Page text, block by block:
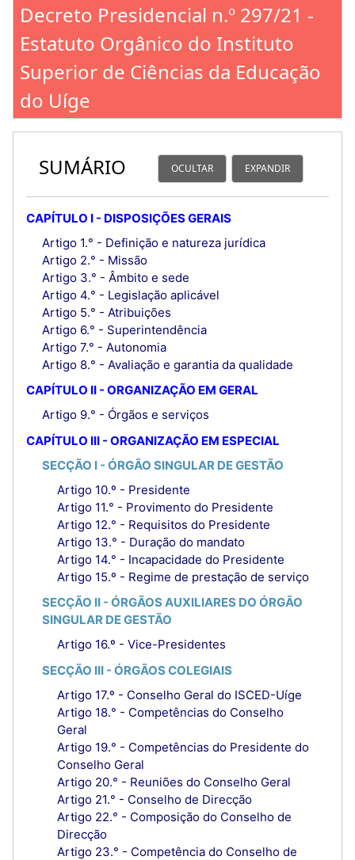
Decreto Presidencial n.º 297/21 -
Estatuto Orgânico do Instituto
Superior de Ciências da Educação
do Uíge
SUMÁRIO OCULTAR EXPANDIR
CAPÍTULO I - DISPOSIÇÕES GERAIS
Artigo 1.° - Definição e natureza jurídica
Artigo 2.° - Missão
Artigo 3.° - Âmbito e sede
Artigo 4.° - Legislação aplicável
Artigo 5.° - Atribuições
Artigo 6.° - Superintendência
Artigo 7.° - Autonomia
Artigo 8.° - Avaliação e garantia da qualidade
CAPÍTULO II - ORGANIZAÇÃO EM GERAL
Artigo 9.° - Órgãos e serviços
CAPÍTULO III - ORGANIZAÇÃO EM ESPECIAL
SECÇÃO I - ÓRGÃO SINGULAR DE GESTÃO
Artigo 10.º - Presidente
Artigo 11.° - Provimento do Presidente
Artigo 12.° - Requisitos do Presidente
Artigo 13.° - Duração do mandato
Artigo 14.° - Incapacidade do Presidente
Artigo 15.º - Regime de prestação de serviço
SECÇÃO II - ÓRGÃOS AUXILIARES DO ÓRGÃO
SINGULAR DE GESTÃO
Artigo 16.º - Vice-Presidentes
SECÇÃO III - ÓRGÃOS COLEGIAIS
Artigo 17.º - Conselho Geral do ISCED-Uíge
Artigo 18.° - Competências do Conselho
Geral
Artigo 19.° - Competências do Presidente do
Conselho Geral
Artigo 20.° - Reuniões do Conselho Geral
Artigo 21.° - Conselho de Direcção
Artigo 22.° - Composição do Conselho de
Direcção
Artigo 23.° - Competência do Conselho de